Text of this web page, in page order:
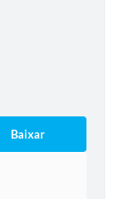
Baixar